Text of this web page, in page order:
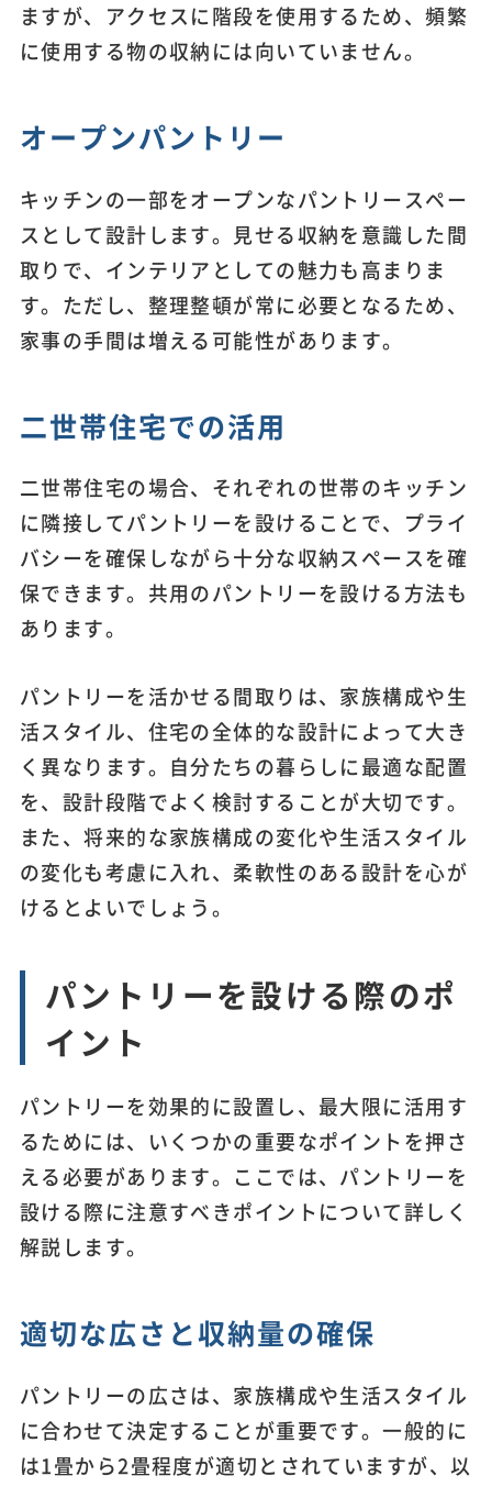
ますが、アクセスに階段を使用するため、頻繁
に使用する物の収納には向いていません。
オープンパントリー
キッチンの一部をオープンなパントリースペー
スとして設計します。見せる収納を意識した間
取りで、インテリアとしての魅力も高まりま
す。ただし、整理整頓が常に必要となるため、
家事の手間は増える可能性があります。
二世帯住宅での活用
二世帯住宅の場合、それぞれの世帯のキッチン
に隣接してパントリーを設けることで、プライ
バシーを確保しながら十分な収納スペースを確
保できます。共用のパントリーを設ける方法も
あります。
パントリーを活かせる間取りは、家族構成や生
活スタイル、住宅の全体的な設計によって大き
く異なります。自分たちの暮らしに最適な配置
を、設計段階でよく検討することが大切です。
また、将来的な家族構成の変化や生活スタイル
の変化も考慮に入れ、柔軟性のある設計を心が
けるとよいでしょう。
パントリーを設ける際のポ
イント
パントリーを効果的に設置し、最大限に活用す
るためには、いくつかの重要なポイントを押さ
える必要があります。ここでは、パントリーを
設ける際に注意すべきポイントについて詳しく
解説します。
適切な広さと収納量の確保
パントリーの広さは、家族構成や生活スタイル
に合わせて決定することが重要です。一般的に
は1畳から2畳程度が適切とされていますが、以